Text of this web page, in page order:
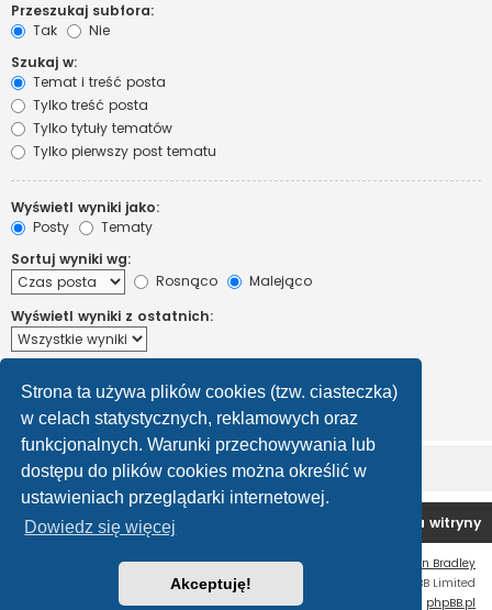
Strona ta używa plików cookies (tzw. ciasteczka)
w celach statystycznych, reklamowych oraz
funkcjonalnych. Warunki przechowywania lub
dostępu do plików cookies można określić w
ustawieniach przeglądarki internetowej.
Dowiedz się więcej
Akceptuję!
Przeszukaj subfora:
Tak
Nie
Szukaj w:
Temat i treść posta
Tylko treść posta
Tylko tytuły tematów
Tylko pierwszy post tematu
Wyświetl wyniki jako:
Posty
Tematy
Sortuj wyniki wg:
Rosnąco
Malejąco
Wyświetl wyniki z ostatnich:
Ustaw 0, aby wyświetlić cały post.
znaków w poście
Forum OC PL Strona główna Usuń ciasteczka witryny
Ian Bradley
Technologię dostarczaphpBB
® Forum Software © phpBB Limited
Polski pakiet językowy dostarcza phpBB.pl